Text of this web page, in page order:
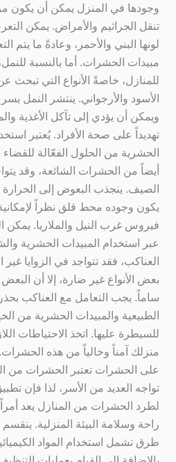
وجودها في المنزل يمكن أن يكون
تنقل الجراثيم والأمراض. يمكن
لونها البني والأحمر، وعادةً ما يتم
مبيدات الحشرات. أما بالنسبة
للمنازل، خاصةً الأنواع التي تبحث
الأسود والأرجواني. ينتشر النمل
ويمكن أن يؤدي إلى تآكل الأغذية
تهديداً على صحة الأفراد. يُعتبر
الحشرية من الحلول الفعّالة
أيضاً من الحشرات الشائعة، وقد
الصيف. ينجذب البعوض إلى الحرارة
يكون وجوده محط قلق نظراً
فيروس غرب النيل والملاريا. يمكن
عبر استخدام المبيدات الحشرية
العناكب، فقد تتواجد في الزوايا
بعض الأنواع غير ضارة، إلا أن
ساماً. يجب التعامل مع العناكب
الطبيعية والمبيدات الحشرية من
للسيطرة عليها. اتخذ الاحتياطات
منزلك آمناً وخالياً من هذه
على الحشرات تعتبر الحشرات من
تواجه العديد من الأسر، لذا فإن
لطرد الحشرات من المنازل يعد
راحة وسلامة البيئة المنزلية.
طرق تشمل استخدام المواد